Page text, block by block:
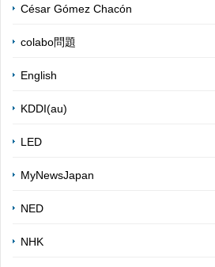
César Gómez Chacón
colabo問題
English
KDDI(au)
LED
MyNewsJapan
NED
NHK